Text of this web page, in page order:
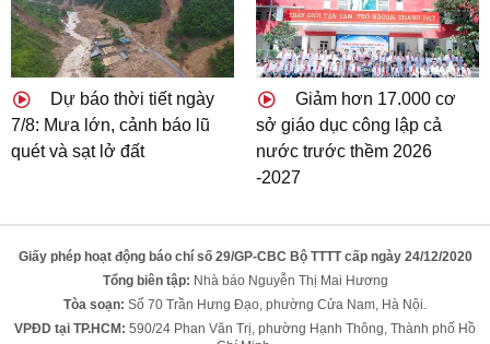
Dự báo thời tiết ngày
7/8: Mưa lớn, cảnh báo lũ
quét và sạt lở đất
Giảm hơn 17.000 cơ
sở giáo dục công lập cả
nước trước thềm 2026
-2027
Giấy phép hoạt động báo chí số 29/GP-CBC Bộ TTTT cấp ngày 24/12/2020
Tổng biên tập: Nhà báo Nguyễn Thị Mai Hương
Tòa soạn: Số 70 Trần Hưng Đạo, phường Cửa Nam, Hà Nội.
VPĐD tại TP.HCM: 590/24 Phan Văn Trị, phường Hạnh Thông, Thành phố Hồ